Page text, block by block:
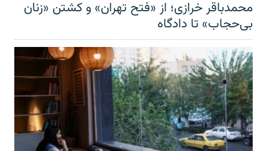
محمدباقر خرازی؛ از «فتح تهران» و کشتن «زنان
بی‌حجاب» تا دادگاه